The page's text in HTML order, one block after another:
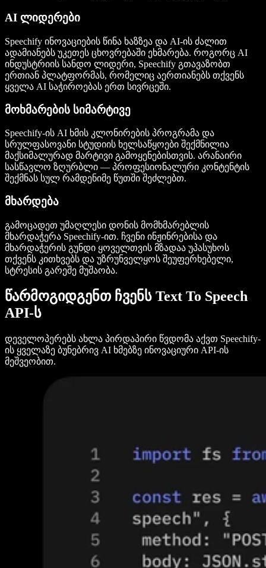
AI ლიდერები
Speechify ინოვაციების წინა ხაზზეა და AI-ის ძალით
ადამიანებს უკეთეს ცხოვრებაში ეხმარება. როგორც AI
ინდუსტრიის სანდო ლიდერი, Speechify გთავაზობთ
ერთიან პლატფორმას, რომელიც აერთიანებს თქვენს
ყველა AI საჭიროებას ერთ სივრცეში.
მოხმარების სიმარტივე
Speechify-ის AI ხმის კლონირების პროგრამა და
სრულფასოვანი სტუდიის ხელსაწყოები შექმნილია
მაქსიმალურად მარტივი გამოყენებისთვის. არანაირი
სასწავლო ზღურბლი — პროფესიონალური კონტენტის
შექმნას სულ რამდენიმე წუთში შეძლებთ.
მხარდება
გამოცადეთ უმაღლესი დონის მომხმარებლის
მხარდაჭერა Speechify-ით. ჩვენი ინჟინრებისა და
მხარდაჭერის გუნდი ყოველთვის მზადაა უპასუხოს
თქვენს კითხვებს და უზრუნველყოს შეუფერხებელი,
სტრესის გარეშე მუშაობა.
წარმოგიდგენთ ჩვენს Text To Speech
API-ს
დეველოპერებს ახლა პირდაპირი წვდომა აქვთ Speechify-
ის ყველაზე ბუნებრივ AI ხმებზე ინოვაციური API-ის
მეშვეობით.